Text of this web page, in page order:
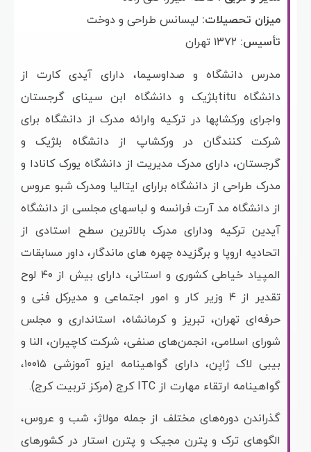
میزان تحصیلات:لیسانس طراحی و دوخت
تأسیس:۱۳۷۲ تهران
مدرس دانشگاه و صداوسیما، دارای آیدی کارت از
دانشگاه tituبلژیک و دانشگاه ابن سینای گرجستان
واجرای ورکشاپها در ترکیه وارائه مدرک از دانشگاه برای
شرکت کنندگان در ورکشاپ از دانشگاه بلژیک و
گرجستان، دارای مدرک مدیریت از دانشگاه یورک کانادا و
مدرک طراحی از دانشگاه برارای ایتالیا ومدرک شبو عروس
از دانشگاه مد آرت فرانسه و لباسهای مجلسی از دانشگاه
آیدین ترکیه ودارای مدرک بالاترین سطح استادی از
اتحادیه اروپا و برگزیده چهره های ماندگار، داور مسابقات
المپیاد خیاطی کشوری و استانی، دارای بیش از ۴۰ لوح
تقدیر از ۴ وزیر کار و امور اجتماعی و مدیرکل فنی و
حرفه‌ای تهران، تبریز و کرمانشاه، استانداری و مجلس
شورای اسلامی، انجمن‌های صنفی، شرکت کاچیران، النا و
بیبی لاک ژاپن، دارای گواهینامه ایزو آموزشی ۱۰۰۱۵،
گواهینامه ارتقاء مهارت از ITC کرج (مرکز تربیت کرج).
گذراندن دوره‌های مختلف از جمله مولاژ، شب و عروس،
الگوهای ترک و پترن مجیک و پترن استار در کشورهای